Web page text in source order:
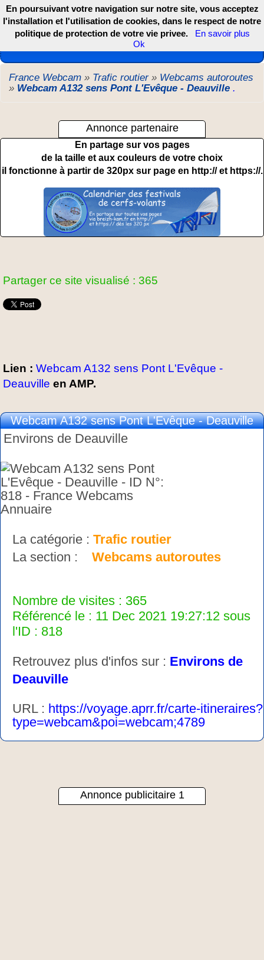
Les webcams de France, DOM TOM et COM
France Webcam » Trafic routier» Webcams autoroutes
» Webcam A132 sens Pont L'Evêque - Deauville .
Annonce partenaire
En partage sur vos pages
de la taille et aux couleurs de votre choix
il fonctionne à partir de 320px sur page en http:// et https://.
Partager ce site visualisé : 365
Lien : Webcam A132 sens Pont L'Evêque -
Deauville en AMP.
Webcam A132 sens Pont L'Evêque - Deauville
Environs de Deauville
La catégorie : Trafic routier
La section : Webcams autoroutes
Nombre de visites : 365
Référencé le : 11 Dec 2021 19:27:12 sous
l'ID : 818
Retrouvez plus d'infos sur : Environs de
Deauville
URL : https://voyage.aprr.fr/carte-itineraires?
type=webcam&poi=webcam;4789
Annonce publicitaire 1
En poursuivant votre navigation sur notre site, vous acceptez
l'installation et l'utilisation de cookies, dans le respect de notre
politique de protection de votre vie privee.
En savoir plus
Ok